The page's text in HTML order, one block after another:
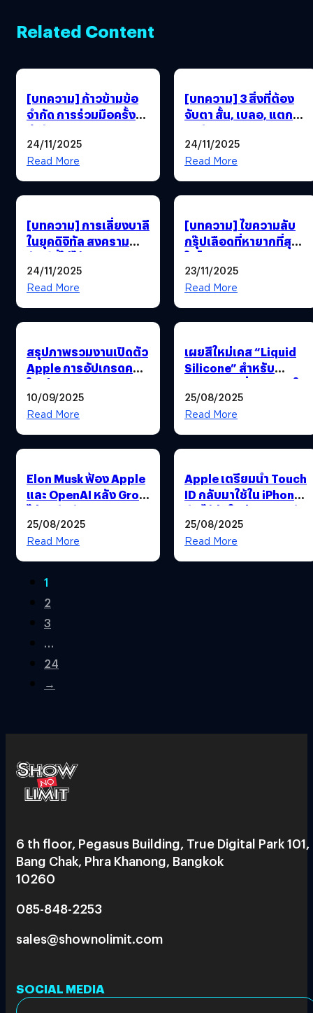
Related Content
[บทความ] ก้าวข้ามข้อ
จำกัด การร่วมมือครั้ง
สำคัญของ Qualcomm
และ Google ที่ลดช่อง
ว่างระหว่างระบบปฏิบัติ
การ iOS และ Android
24/11/2025
Read More
[บทความ] 3 สิ่งที่ต้อง
จับตา สั้น, เบลอ, แตก
คือสัญญาณปลอมของ
วีดีโอ AI
24/11/2025
Read More
[บทความ] การเลี่ยงบาลี
ในยุคดิจิทัล สงครามคำ
ศัพท์ที่ไม่ได้หนีกฎหมาย
อย่างเดียว แต่หนี ‘ทัวร์
ลง’ ด้วย !
24/11/2025
Read More
[บทความ] ไขความลับ
กรุ๊ปเลือดที่หายากที่สุด
ในโลก (Rh null) และ
ความหวังใหม่จากห้อง
แล็บ
23/11/2025
Read More
สรุปภาพรวมงานเปิดตัว
Apple การอัปเกรดครั้ง
ใหญ่ของ iPhone 17,
AirPods Pro 3 และ
Apple Watch Series 11
10/09/2025
Read More
เผยสีใหม่เคส “Liquid
Silicone” สำหรับ
iPhone 17 ที่อาจจะมาใน
ปีนี้
25/08/2025
Read More
Elon Musk ฟ้อง Apple
และ OpenAI หลัง Grok
ไม่ติดอันดับแอปยอด
นิยมใน App Store
25/08/2025
Read More
Apple เตรียมนำ Touch
ID กลับมาใช้ใน iPhone
พับได้รุ่นใหม่ คาดเปิดตัว
ปี 2026
25/08/2025
Read More
1
2
3
…
24
→
6 th floor, Pegasus Building, True Digital Park 101,
Bang Chak, Phra Khanong, Bangkok
10260
085-848-2253
sales@shownolimit.com
SOCIAL MEDIA